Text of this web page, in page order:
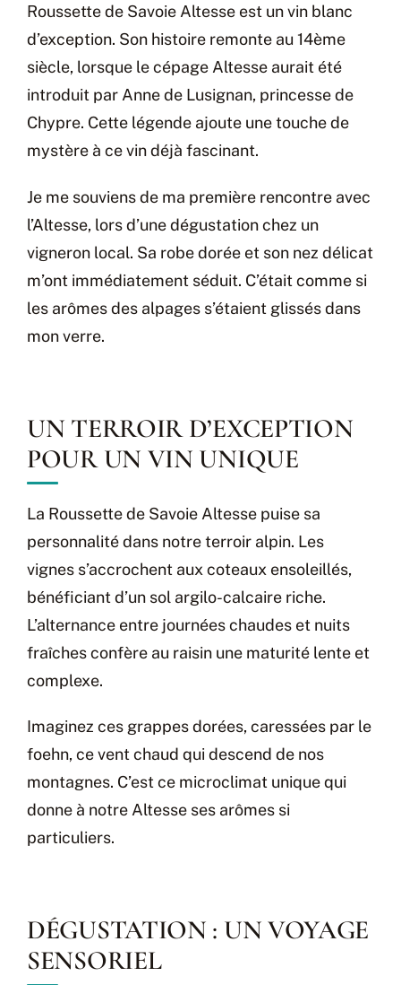
Roussette de Savoie Altesse est un vin blanc
d’exception. Son histoire remonte au 14ème
siècle, lorsque le cépage Altesse aurait été
introduit par Anne de Lusignan, princesse de
Chypre. Cette légende ajoute une touche de
mystère à ce vin déjà fascinant.
Je me souviens de ma première rencontre avec
l’Altesse, lors d’une dégustation chez un
vigneron local. Sa robe dorée et son nez délicat
m’ont immédiatement séduit. C’était comme si
les arômes des alpages s’étaient glissés dans
mon verre.
UN TERROIR D’EXCEPTION
POUR UN VIN UNIQUE
La Roussette de Savoie Altesse puise sa
personnalité dans notre terroir alpin. Les
vignes s’accrochent aux coteaux ensoleillés,
bénéficiant d’un sol argilo-calcaire riche.
L’alternance entre journées chaudes et nuits
fraîches confère au raisin une maturité lente et
complexe.
Imaginez ces grappes dorées, caressées par le
foehn, ce vent chaud qui descend de nos
montagnes. C’est ce microclimat unique qui
donne à notre Altesse ses arômes si
particuliers.
DÉGUSTATION : UN VOYAGE
SENSORIEL